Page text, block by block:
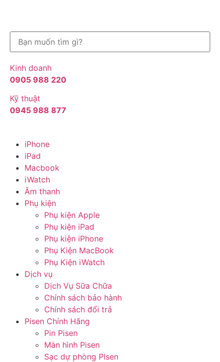
Kinh doanh
0905 988 220
Kỹ thuật
0945 988 877
iPhone
iPad
Macbook
iWatch
Âm thanh
Phụ kiện
Phụ kiện Apple
Phụ kiện iPad
Phụ kiện iPhone
Phụ Kiện MacBook
Phụ Kiện iWatch
Dịch vụ
Dịch Vụ Sữa Chữa
Chính sách bảo hành
Chính sách đổi trả
Pisen Chính Hãng
Pin Pisen
Màn hình Pisen
Sạc dự phòng PIsen